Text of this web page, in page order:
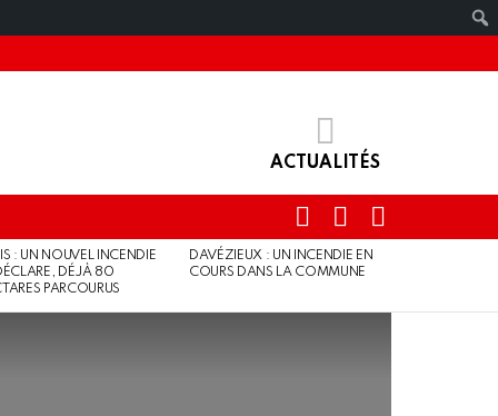
ACTUALITÉS
SWITCHRECHERCHE
: UN NOUVEL INCENDIE
DÉJÀ 80
PARCOURUS
DAVÉZIEUX : UN INCENDIE EN
COURS DANS LA COMMUNE